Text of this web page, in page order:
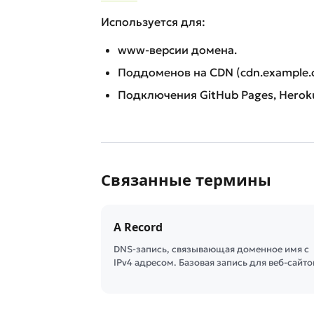
Используется для:
www-версии домена.
Поддоменов на CDN
Подключения GitHub Pages,
Связанные термины
A Record
DNS-запись, связывающая доменное имя с
IPv4 адресом. Базовая запись для веб-